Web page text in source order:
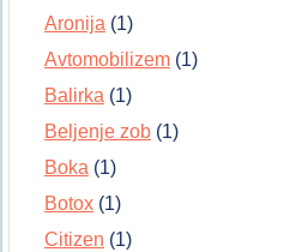
Aronija (1)
Avtomobilizem (1)
Balirka (1)
Beljenje zob (1)
Boka (1)
Botox (1)
Citizen (1)